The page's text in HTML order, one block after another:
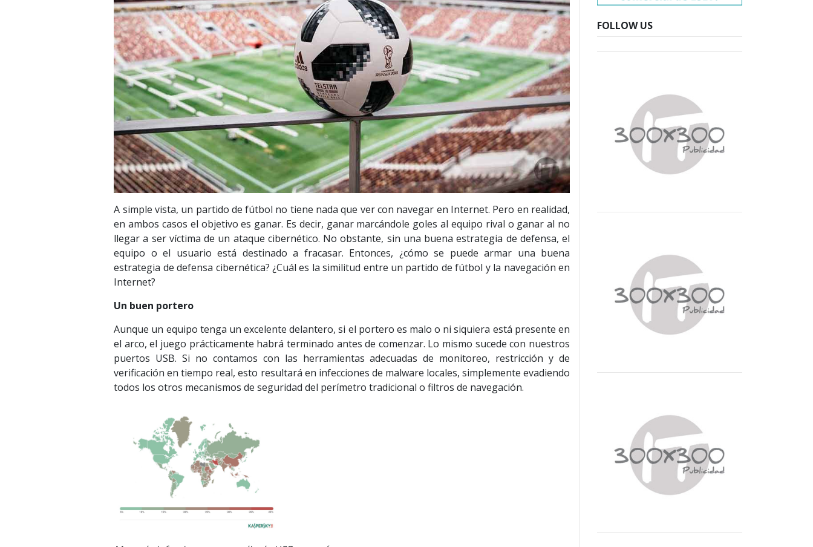
A simple vista, un partido de fútbol no tiene nada que ver con navegar en Internet. Pero en realidad,
en ambos casos el objetivo es ganar. Es decir, ganar marcándole goles al equipo rival o ganar al no
llegar a ser víctima de un ataque cibernético. No obstante, sin una buena estrategia de defensa, el
equipo o el usuario está destinado a fracasar. Entonces, ¿cómo se puede armar una buena
estrategia de defensa cibernética? ¿Cuál es la similitud entre un partido de fútbol y la navegación en
Internet?
Un buen portero
Aunque un equipo tenga un excelente delantero, si el portero es malo o ni siquiera está presente en
el arco, el juego prácticamente habrá terminado antes de comenzar. Lo mismo sucede con nuestros
puertos USB. Si no contamos con las herramientas adecuadas de monitoreo, restricción y de
verificación en tiempo real, esto resultará en infecciones de malware locales, simplemente evadiendo
todos los otros mecanismos de seguridad del perímetro tradicional o filtros de navegación.
FOLLOW US